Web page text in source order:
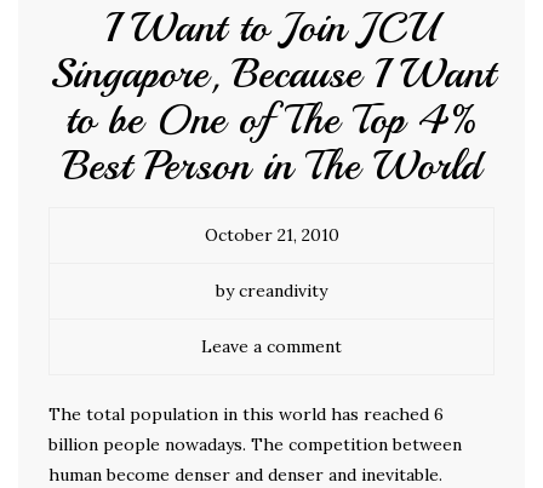
I Want to Join JCU
Singapore, Because I Want
to be One of The Top 4%
Best Person in The World
October 21, 2010
by creandivity
Leave a comment
The total population in this world has reached 6
billion people nowadays. The competition between
human become denser and denser and inevitable.